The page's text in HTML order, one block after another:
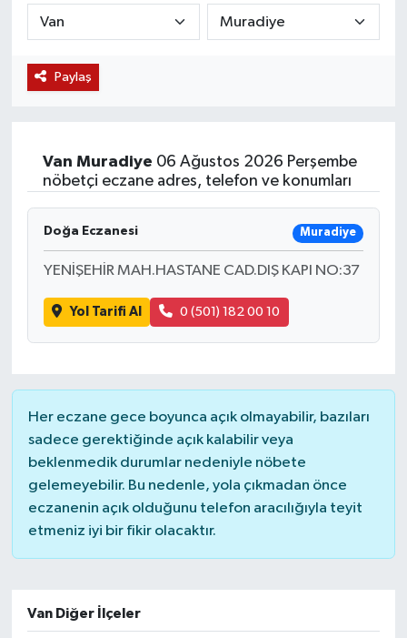
Paylaş
Van Muradiye 06 Ağustos 2026 Perşembe
nöbetçi eczane adres, telefon ve konumları
Doğa Eczanesi Muradiye
YENİŞEHİR MAH.HASTANE CAD.DIŞ KAPI NO:37
Yol Tarifi Al 0 (501) 182 00 10
Her eczane gece boyunca açık olmayabilir, bazıları
sadece gerektiğinde açık kalabilir veya
beklenmedik durumlar nedeniyle nöbete
gelemeyebilir. Bu nedenle, yola çıkmadan önce
eczanenin açık olduğunu telefon aracılığıyla teyit
etmeniz iyi bir fikir olacaktır.
Van Diğer İlçeler
YAŞAM
SARUHANLI
KIRKAĞAÇ
GÖLMARMARA
GÖRDES
KULA
SARIGÖL
ŞEHZADELER
SELENDİ
YUNUSEMRE
EĞİTİM
SPOR
LIFE
BİLİM VE TEKNOLOJİ
MANİSA'YI KEŞFET
TÜRKİYE'DE TREND HABERLER
ÖZEL HABER